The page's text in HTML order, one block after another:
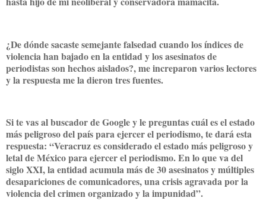
¿De dónde sacaste semejante falsedad cuando los índices de
violencia han bajado en la entidad y los asesinatos de
periodistas son hechos aislados?, me increparon varios lectores
y la respuesta me la dieron tres fuentes.
Si te vas al buscador de Google y le preguntas cuál es el estado
más peligroso del país para ejercer el periodismo, te dará esta
respuesta: “Veracruz es considerado el estado más peligroso y
letal de México para ejercer el periodismo. En lo que va del
siglo XXI, la entidad acumula más de 30 asesinatos y múltiples
desapariciones de comunicadores, una crisis agravada por la
violencia del crimen organizado y la impunidad”.